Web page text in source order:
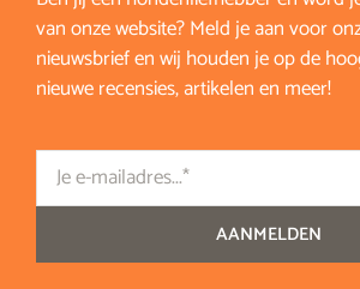
van onze website? Meld je aan voor
nieuwsbrief en wij houden je op de
nieuwe recensies, artikelen en meer!
Email
AANMELDEN